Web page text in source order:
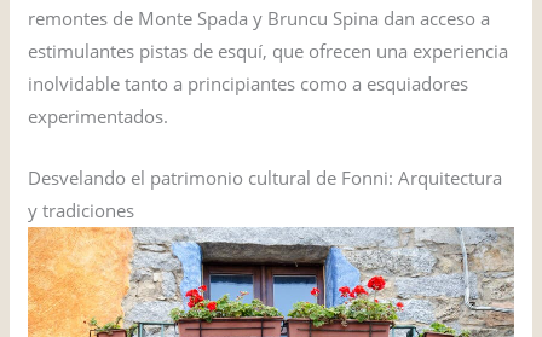
remontes de Monte Spada y Bruncu Spina dan acceso a
estimulantes pistas de esquí, que ofrecen una experiencia
inolvidable tanto a principiantes como a esquiadores
experimentados.
Desvelando el patrimonio cultural de Fonni: Arquitectura
y tradiciones